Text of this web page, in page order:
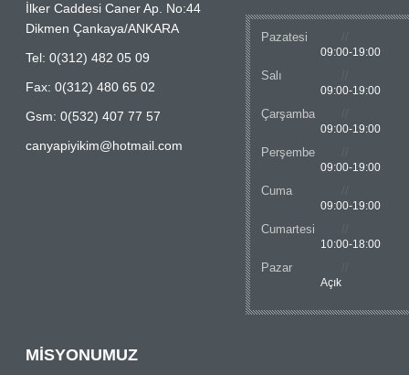
İlker Caddesi Caner Ap. No:44
Dikmen Çankaya/ANKARA
Tel: 0(312) 482 05 09
Fax: 0(312) 480 65 02
Gsm: 0(532) 407 77 57
canyapiyikim@hotmail.com
Pazatesi
09:00-19:00
Salı
09:00-19:00
Çarşamba
09:00-19:00
Perşembe
09:00-19:00
Cuma
09:00-19:00
Cumartesi
10:00-18:00
Pazar
Açık
MİSYONUMUZ